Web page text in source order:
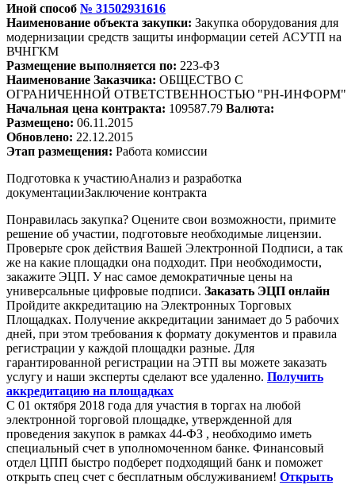
Иной способ № 31502931616
Наименование объекта закупки: Закупка оборудования для
модернизации средств защиты информации сетей АСУТП на
ВЧНГКМ
Размещение выполняется по: 223-ФЗ
Наименование Заказчика: ОБЩЕСТВО С
ОГРАНИЧЕННОЙ ОТВЕТСТВЕННОСТЬЮ "РН-ИНФОРМ"
Начальная цена контракта: 109587.79 Валюта:
Размещено: 06.11.2015
Обновлено: 22.12.2015
Этап размещения: Работа комиссии
Подготовка к участиюАнализ и разработка
документацииЗаключение контракта
Понравилась закупка? Оцените свои возможности, примите
решение об участии, подготовьте необходимые лицензии.
Проверьте срок действия Вашей Электронной Подписи, а так
же на какие площадки она подходит. При необходимости,
закажите ЭЦП. У нас самое демократичные цены на
универсальные цифровые подписи. Заказать ЭЦП онлайн
Пройдите аккредитацию на Электронных Торговых
Площадках. Получение аккредитации занимает до 5 рабочих
дней, при этом требования к формату документов и правила
регистрации у каждой площадки разные. Для
гарантированной регистрации на ЭТП вы можете заказать
услугу и наши эксперты сделают все удаленно. Получить
аккредитацию на площадках
С 01 октября 2018 года для участия в торгах на любой
электронной торговой площадке, утвержденной для
проведения закупок в рамках 44-ФЗ , необходимо иметь
специальный счет в уполномоченном банке. Финансовый
отдел ЦПП быстро подберет подходящий банк и поможет
открыть спец счет с бесплатным обслуживанием! Открыть